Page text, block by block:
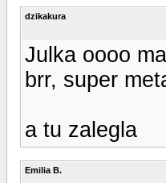
dzikakura
Julka oooo
brr, super
a tu zalegla
Emilia B.